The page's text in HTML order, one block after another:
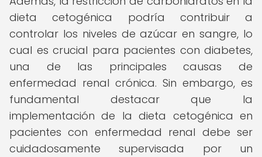
dieta cetogénica podría contribuir a
controlar los niveles de azúcar en sangre, lo
cual es crucial para pacientes con diabetes,
una de las principales causas de
enfermedad renal crónica. Sin embargo, es
fundamental destacar que la
implementación de la dieta cetogénica en
pacientes con enfermedad renal debe ser
cuidadosamente supervisada por un